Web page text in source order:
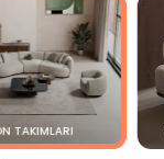
TAKIMLARI